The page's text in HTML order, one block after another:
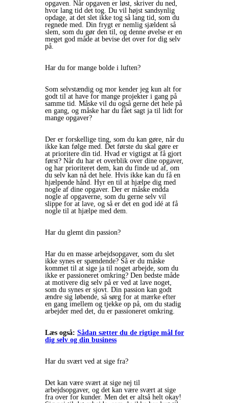
opgaven. Når opgaven er løst, skriver du ned,
hvor lang tid det tog. Du vil højst sandsynlig
opdage, at det slet ikke tog så lang tid, som du
regnede med. Din frygt er nemlig sjældent så
slem, som du gør den til, og denne øvelse er en
meget god måde at bevise det over for dig selv
på.
Har du for mange bolde i luften?
Som selvstændig og mor kender jeg kun alt for
godt til at have for mange projekter i gang på
samme tid. Måske vil du også gerne det hele på
en gang, og måske har du fået sagt ja til lidt for
mange opgaver?
Der er forskellige ting, som du kan gøre, når du
ikke kan følge med. Det første du skal gøre er
at prioritere din tid. Hvad er vigtigst at få gjort
først? Når du har et overblik over dine opgaver,
og har prioriteret dem, kan du finde ud af, om
du selv kan nå det hele. Hvis ikke kan du få en
hjælpende hånd. Hyr en til at hjælpe dig med
nogle af dine opgaver. Der er måske endda
nogle af opgaverne, som du gerne selv vil
slippe for at lave, og så er det en god idé at få
nogle til at hjælpe med dem.
Har du glemt din passion?
Har du en masse arbejdsopgaver, som du slet
ikke synes er spændende? Så er du måske
kommet til at sige ja til noget arbejde, som du
ikke er passioneret omkring? Den bedste måde
at motivere dig selv på er ved at lave noget,
som du synes er sjovt. Din passion kan godt
ændre sig løbende, så sørg for at mærke efter
en gang imellem og tjekke op på, om du stadig
arbejder med det, du er passioneret omkring.
Læs også: Sådan sætter du de rigtige mål for
dig selv og din business
Har du svært ved at sige fra?
Det kan være svært at sige nej til
arbejdsopgaver, og det kan være svært at sige
fra over for kunder. Men det er altså helt okay!